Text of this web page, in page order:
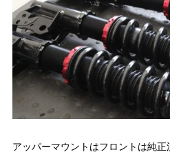
アッパーマウントはフロントは純正